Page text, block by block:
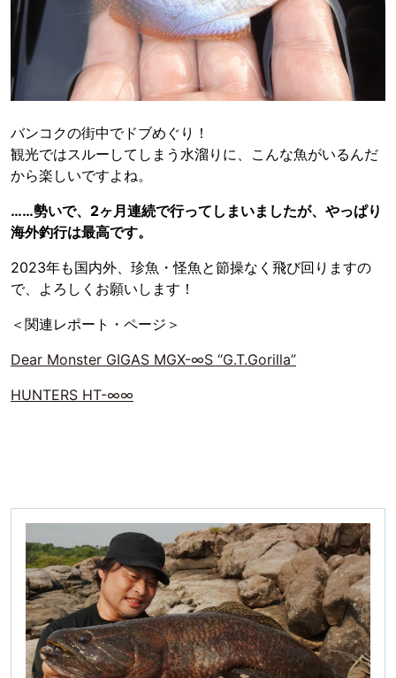
バンコクの街中でドブめぐり！
観光ではスルーしてしまう水溜りに、こんな魚がいるんだ
から楽しいですよね。
……勢いで、2ヶ月連続で行ってしまいましたが、やっぱり
海外釣行は最高です。
2023年も国内外、珍魚・怪魚と節操なく飛び回りますの
で、よろしくお願いします！
＜関連レポート・ページ＞
Dear Monster GIGAS MGX-∞S “G.T.Gorilla”
HUNTERS HT-∞∞